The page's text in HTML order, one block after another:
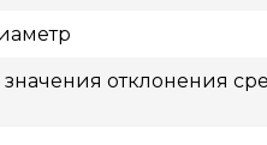
отклонения